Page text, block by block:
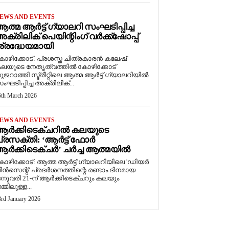
AND EVENTS
ആർട്ട് ഗ്യാലറി സംഘടിപ്പിച്ച
പെയിന്റിംഗ് വർക്ക്‌ഷോപ്പ്
പ്രശസ്ത ചിത്രകാരൻ കലേഷ്
നേതൃത്വത്തിൽ കോഴിക്കോട്
സ്ട്രീറ്റിലെ ആത്മ ആർട്ട് ഗ്യാലറിയിൽ
അക്രിലിക്...
March 2026
AND EVENTS
കലയുടെ
‘ആർട്ട് ഫോർ
ചർച്ച ആത്മയിൽ
ആത്മ ആർട്ട് ഗ്യാലറിയിലെ 'ഡിയർ
പ്രദർശനത്തിന്റെ രണ്ടാം ദിനമായ
21-ന് ആർക്കിടെക്ചറും കലയും
January 2026